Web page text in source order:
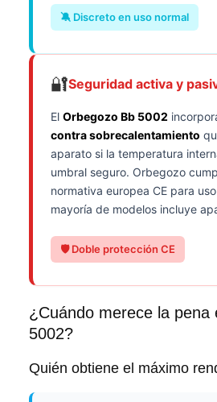
🔕 Discreto en uso normal
🔐Seguridad activa y
El Orbegozo Bb 5002
contra sobrecalentamiento
aparato si la temperatura
umbral seguro. Orbegozo
normativa europea CE para
mayoría de modelos incluye
🛡️ Doble protección CE
¿Cuándo merece la pena
5002?
Quién obtiene el máximo